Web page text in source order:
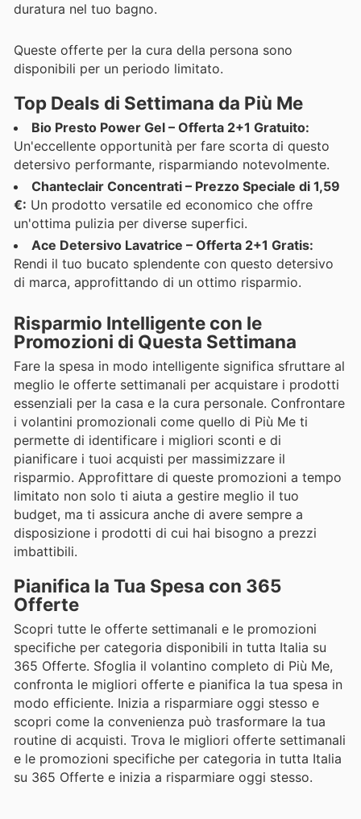
duratura nel tuo bagno.
Queste offerte per la cura della persona sono
disponibili per un periodo limitato.
Top Deals di Settimana da Più Me
Bio Presto Power Gel – Offerta 2+1 Gratuito:
Un'eccellente opportunità per fare scorta di questo
detersivo performante, risparmiando notevolmente.
Chanteclair Concentrati – Prezzo Speciale di 1,59
€: Un prodotto versatile ed economico che offre
un'ottima pulizia per diverse superfici.
Ace Detersivo Lavatrice – Offerta 2+1 Gratis:
Rendi il tuo bucato splendente con questo detersivo
di marca, approfittando di un ottimo risparmio.
Risparmio Intelligente con le
Promozioni di Questa Settimana
Fare la spesa in modo intelligente significa sfruttare al
meglio le offerte settimanali per acquistare i prodotti
essenziali per la casa e la cura personale. Confrontare
i volantini promozionali come quello di Più Me ti
permette di identificare i migliori sconti e di
pianificare i tuoi acquisti per massimizzare il
risparmio. Approfittare di queste promozioni a tempo
limitato non solo ti aiuta a gestire meglio il tuo
budget, ma ti assicura anche di avere sempre a
disposizione i prodotti di cui hai bisogno a prezzi
imbattibili.
Pianifica la Tua Spesa con 365
Offerte
Scopri tutte le offerte settimanali e le promozioni
specifiche per categoria disponibili in tutta Italia su
365 Offerte. Sfoglia il volantino completo di Più Me,
confronta le migliori offerte e pianifica la tua spesa in
modo efficiente. Inizia a risparmiare oggi stesso e
scopri come la convenienza può trasformare la tua
routine di acquisti. Trova le migliori offerte settimanali
e le promozioni specifiche per categoria in tutta Italia
su 365 Offerte e inizia a risparmiare oggi stesso.